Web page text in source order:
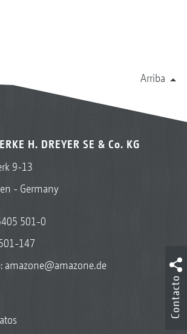
Arriba
H. DREYER SE & Co. KG
9-13
- Germany
501-0
147
amazone@amazone.de
Contacto